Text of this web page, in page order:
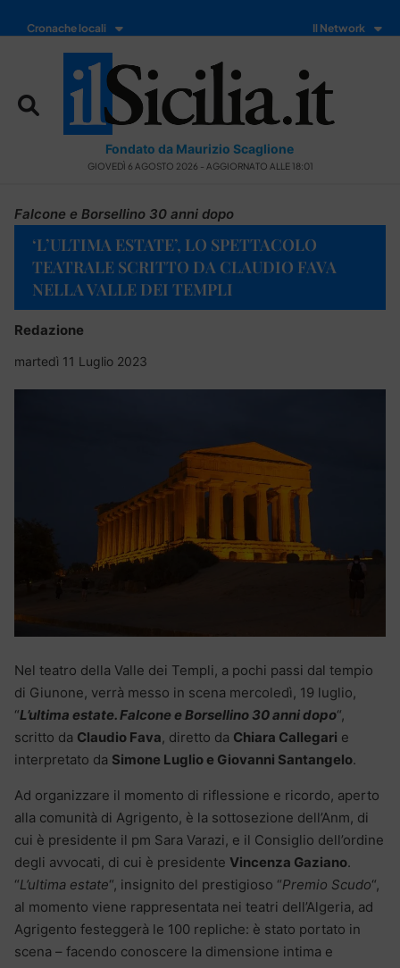
Cronache locali Il Network
Fondato da Maurizio Scaglione
GIOVEDÌ 6 AGOSTO 2026 - AGGIORNATO ALLE 18:01
Falcone e Borsellino 30 anni dopo
‘L’ULTIMA ESTATE’, LO SPETTACOLO
TEATRALE SCRITTO DA CLAUDIO FAVA
NELLA VALLE DEI TEMPLI
Redazione
martedì 11 Luglio 2023
Nel teatro della Valle dei Templi, a pochi passi dal tempio
di Giunone, verrà messo in scena mercoledì, 19 luglio,
“L’ultima estate. Falcone e Borsellino 30 anni dopo“,
scritto da Claudio Fava, diretto da Chiara Callegari e
interpretato da Simone Luglio e Giovanni Santangelo.
Ad organizzare il momento di riflessione e ricordo, aperto
alla comunità di Agrigento, è la sottosezione dell’Anm, di
cui è presidente il pm Sara Varazi, e il Consiglio dell’ordine
degli avvocati, di cui è presidente Vincenza Gaziano.
“L’ultima estate“, insignito del prestigioso “Premio Scudo“,
al momento viene rappresentata nei teatri dell’Algeria, ad
Agrigento festeggerà le 100 repliche: è stato portato in
scena – facendo conoscere la dimensione intima e